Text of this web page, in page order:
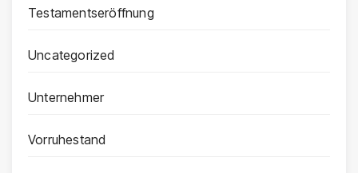
Testamentseröffnung
Uncategorized
Unternehmer
Vorruhestand